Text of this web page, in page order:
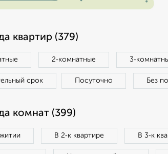
квартир (379)
2‑комнатные
срок Посуточно Без
комнат (399)
В 2‑к квартире В 3‑к